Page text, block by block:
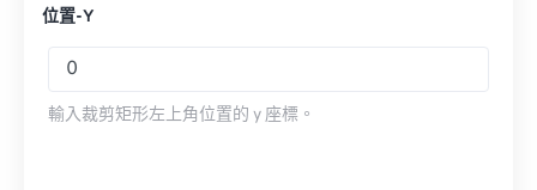
位置-Y
輸入裁剪矩形左上角位置的 y 座標。